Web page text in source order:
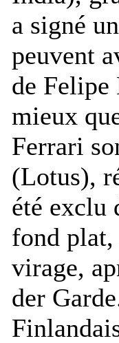
a signé
peuvent
de Felipe
mieux
Ferrari
(Lotus),
été exclu
fond
virage,
der